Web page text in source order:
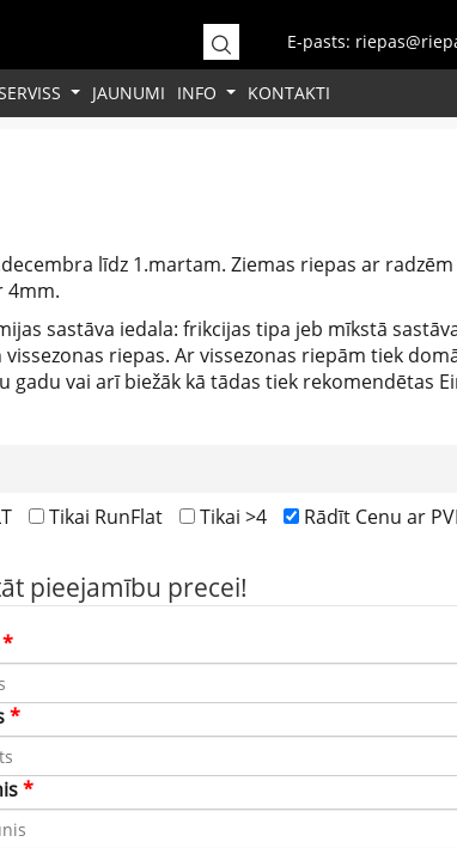
E-pasts:
JAUNUMI INFO KONTAKTI
līdz 1.martam. Ziemas riepas ar
4mm.
sastāva iedala: frikcijas tipa jeb mīkstā
riepas. Ar vissezonas riepām tiek
vai arī biežāk kā tādas tiek rekomendētas
Tikai RunFlat Tikai >4 Rādīt Cenu ar
pieejamību precei!
*
*
*